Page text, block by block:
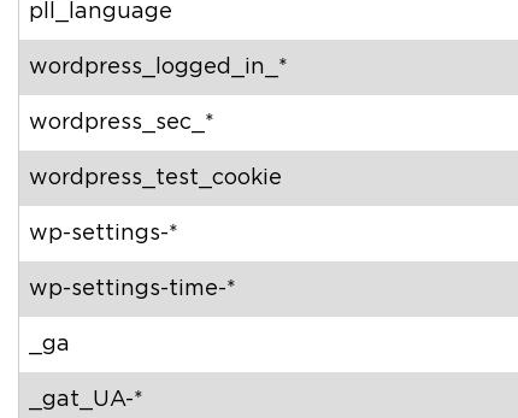
pll_language
wordpress_logged_in_*
wordpress_sec_*
wordpress_test_cookie
wp-settings-*
wp-settings-time-*
_ga
_gat_UA-*